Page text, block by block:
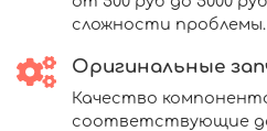
сложности проблемы.
Оригинальные
Качество
соответствующие